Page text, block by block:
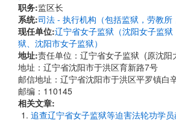
职务:监区长
系统:司法 - 执行机构（包括监狱，劳教所
现任单位:辽宁省女子监狱（沈阳女子监
狱、沈阳市女子监狱）
地址:责任单位：辽宁省女子监狱 (原沈阳
地址：辽宁省沈阳市于洪区育新路7号
邮信地址：辽宁省沈阳市于洪区平罗镇白
邮编：110145
相关文章:
追查辽宁省女子监狱等迫害法轮功学